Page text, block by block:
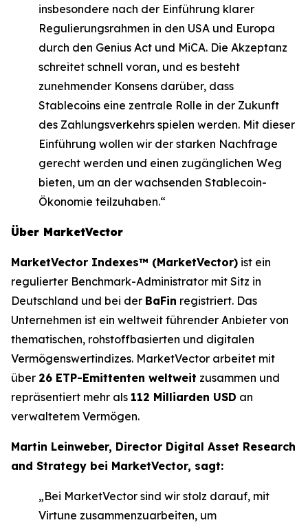
insbesondere nach der Einführung klarer
Regulierungsrahmen in den USA und Europa
durch den Genius Act und MiCA. Die Akzeptanz
schreitet schnell voran, und es besteht
zunehmender Konsens darüber, dass
Stablecoins eine zentrale Rolle in der Zukunft
des Zahlungsverkehrs spielen werden. Mit dieser
Einführung wollen wir der starken Nachfrage
gerecht werden und einen zugänglichen Weg
bieten, um an der wachsenden Stablecoin-
Ökonomie teilzuhaben.“
Über MarketVector
MarketVector Indexes™ (MarketVector) ist ein
regulierter Benchmark-Administrator mit Sitz in
Deutschland und bei der BaFin registriert. Das
Unternehmen ist ein weltweit führender Anbieter von
thematischen, rohstoffbasierten und digitalen
Vermögenswertindizes. MarketVector arbeitet mit
über 26 ETP-Emittenten weltweit zusammen und
repräsentiert mehr als 112 Milliarden USD an
verwaltetem Vermögen.
Martin Leinweber, Director Digital Asset Research
and Strategy bei MarketVector, sagt:
„Bei MarketVector sind wir stolz darauf, mit
Virtune zusammenzuarbeiten, um